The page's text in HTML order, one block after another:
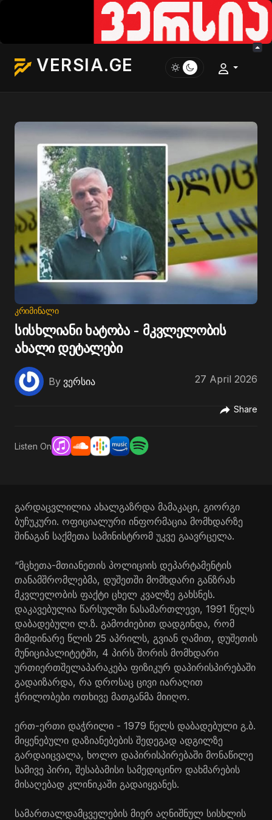
VERSIA.GE
ᲙᲠᲘᲛᲘᲜᲐᲚᲘ
სისხლიანი ხატობა - მკვლელობის
ახალი დეტალები
By ვერსია 27 April 2026
Share
Listen On
გარდაცვლილია ახალგაზრდა მამაკაცი, გიორგი
ბუჩუკური. ოფიციალური ინფორმაცია მომხდარზე
შინაგან საქმეთა სამინისტრომ უკვე გაავრცელა.
“მცხეთა-მთიანეთის პოლიციის დეპარტამენტის
თანამშრომლებმა, დუშეთში მომხდარი განზრახ
მკვლელობის ფაქტი ცხელ კვალზე გახსნეს.
დაკავებულია წარსულში ნასამართლევი, 1991 წელს
დაბადებული ლ.ზ. გამოძიებით დადგინდა, რომ
მიმდინარე წლის 25 აპრილს, გვიან ღამით, დუშეთის
მუნიციპალიტეტში, 4 პირს შორის მომხდარი
ურთიერთშელაპარაკება ფიზიკურ დაპირისპირებაში
გადაიზარდა, რა დროსაც ცივი იარაღით
ჭრილობები ოთხივე მათგანმა მიიღო.
ერთ-ერთი დაჭრილი - 1979 წელს დაბადებული გ.ბ.
მიყენებული დაზიანებების შედეგად ადგილზე
გარდაიცვალა, ხოლო დაპირისპირებაში მონაწილე
სამივე პირი, შესაბამისი სამედიცინო დახმარების
მისაღებად კლინიკაში გადაიყვანეს.
სამართალდამცველების მიერ აღნიშნულ სისხლის